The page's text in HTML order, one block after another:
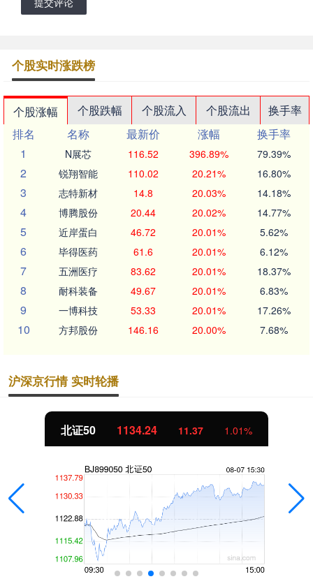
个股实时涨跌榜
个股涨幅 个股跌幅 个股流入 个股流出
换手率
排名
名称 最新价 涨幅
换手率
1
N展芯 116.52 396.89% 79.39%
2 锐翔智能 110.02 20.21% 16.80%
3 志特新材 14.8 20.03% 14.18%
4 博腾股份 20.44 20.02% 14.77%
5 近岸蛋白 46.72 20.01% 5.62%
6 毕得医药 61.6 20.01% 6.12%
7 五洲医疗 83.62 20.01% 18.37%
8 耐科装备 49.67 20.01% 6.83%
9 一博科技 53.33 20.01% 17.26%
10 方邦股份 146.16 20.00% 7.68%
沪深京行情 实时轮播
北证50 1134.24 11.37 1.01%